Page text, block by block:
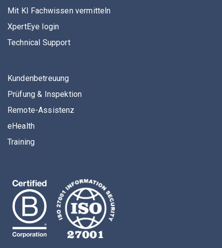
Mit KI Fachwissen vermitteln
XpertEye login
Technical Support
Kundenbetreuung
Prüfung & Inspektion
Remote-Assistenz
eHealth
Training